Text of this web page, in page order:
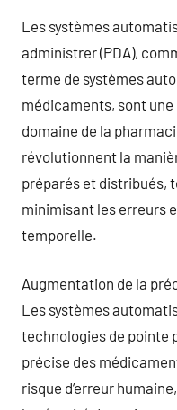
Les systèmes
administrer (PDA),
terme de systèmes
médicaments, sont
domaine de la
révolutionnent la
préparés et distribués,
minimisant les erreurs
temporelle.
Augmentation de la
Les systèmes
technologies de pointe
précise des
risque d’erreur